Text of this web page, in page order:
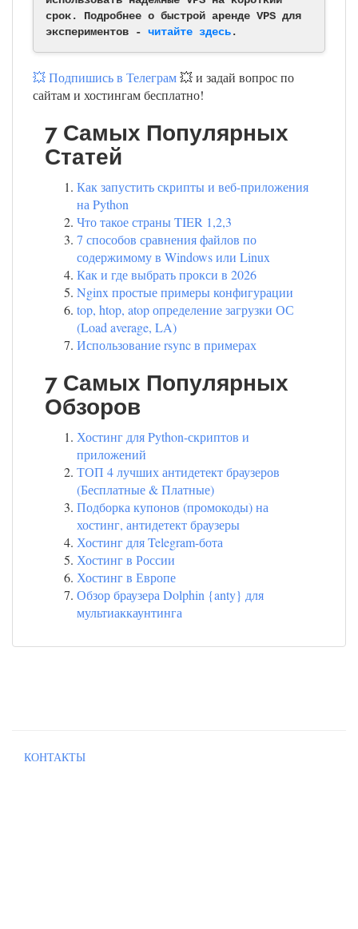
срок. Подробнее о быстрой аренде VPS для
экспериментов - читайте здесь.
💥 Подпишись в Телеграм💥 и задай вопрос по
сайтам и хостингам бесплатно!
7 Самых Популярных
Статей
Как запустить скрипты и веб-приложения
на Python
Что такое страны TIER 1,2,3
7 способов сравнения файлов по
содержимому в Windows или Linux
Как и где выбрать прокси в 2026
Nginx простые примеры конфигурации
top, htop, atop определение загрузки ОС
(Load average, LA)
Использование rsync в примерах
7 Самых Популярных
Обзоров
Хостинг для Python-скриптов и
приложений
ТОП 4 лучших антидетект браузеров
(Бесплатные & Платные)
Подборка купонов (промокоды) на
хостинг, антидетект браузеры
Хостинг для Telegram-бота
Хостинг в России
Хостинг в Европе
Обзор браузера Dolphin {anty} для
мультиаккаунтинга
КОНТАКТЫ